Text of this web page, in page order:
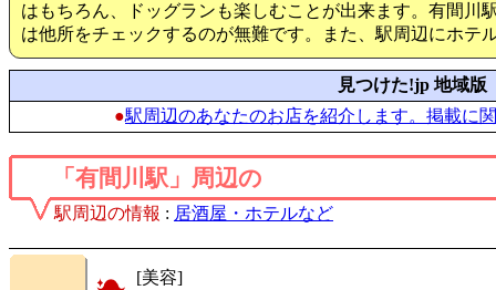
はもちろん、ドッグランも楽しむことが出来ます。有間川
は他所をチェックするのが無難です。また、駅周辺にホテ
見つけた!jp 地域版
●駅周辺のあなたのお店を紹介します。掲載に
「有間川駅」周辺の
駅周辺の情報 : 居酒屋・ホテルなど
[美容]